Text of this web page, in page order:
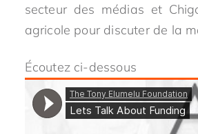
secteur des médias et
agricole pour discuter de la
Écoutez ci-dessous